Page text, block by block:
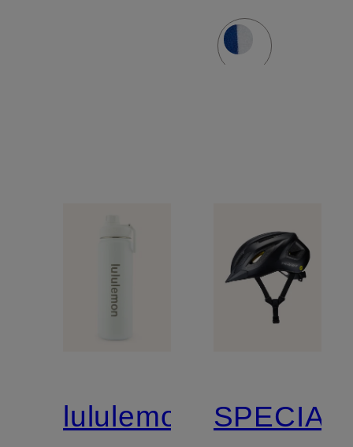
lululemon